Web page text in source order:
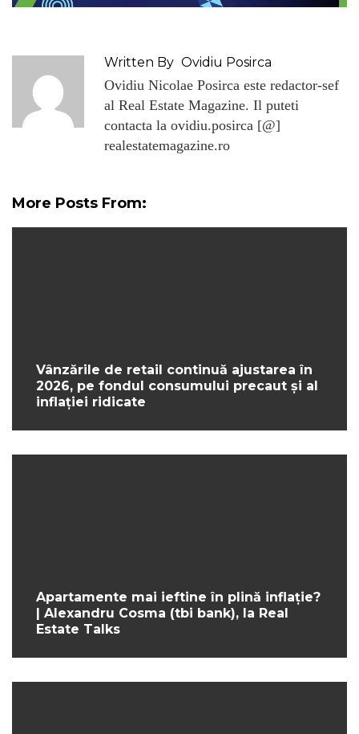
Written By Ovidiu Posirca
Ovidiu Nicolae Posirca este redactor-sef
al Real Estate Magazine. Il puteti
contacta la ovidiu.posirca [@]
realestatemagazine.ro
More Posts From:
Vânzările de retail continuă ajustarea în
2026, pe fondul consumului precaut și al
inflației ridicate
Apartamente mai ieftine în plină inflație?
| Alexandru Cosma (tbi bank), la Real
Estate Talks